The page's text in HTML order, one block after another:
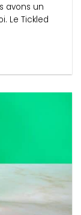
avons un
Le Tickled